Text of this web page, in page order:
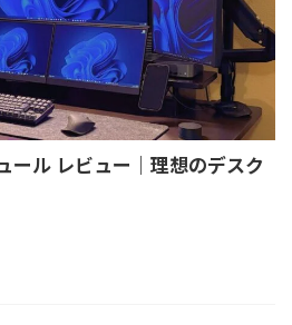
ール レビュー｜理想のデスク